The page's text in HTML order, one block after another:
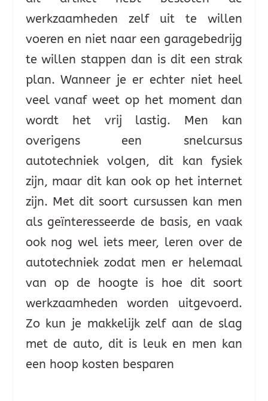
werkzaamheden zelf uit te willen
voeren en niet naar een garagebedrijg
te willen stappen dan is dit een strak
plan. Wanneer je er echter niet heel
veel vanaf weet op het moment dan
wordt het vrij lastig. Men kan
overigens een snelcursus
autotechniek volgen, dit kan fysiek
zijn, maar dit kan ook op het internet
zijn. Met dit soort cursussen kan men
als geïnteresseerde de basis, en vaak
ook nog wel iets meer, leren over de
autotechniek zodat men er helemaal
van op de hoogte is hoe dit soort
werkzaamheden worden uitgevoerd.
Zo kun je makkelijk zelf aan de slag
met de auto, dit is leuk en men kan
een hoop kosten besparen